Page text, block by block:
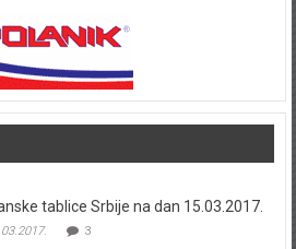
tablice Srbije na dan 15.03.2017.
3